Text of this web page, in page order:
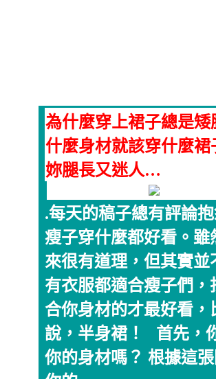
為什麼穿上裙子總是矮
什麼身材就該穿什麼裙
妳腿長又迷人…
.每天的稿子總有評論
瘦子穿什麼都好看。雖
來很有道理，但其實並
有衣服都適合瘦子們，
合你身材的才最好看，
說，半身裙！ 首先，
你的身材嗎？ 根據這